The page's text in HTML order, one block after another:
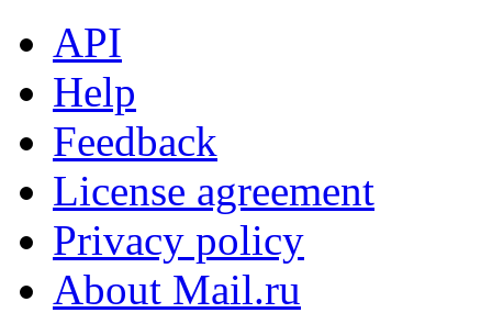
API
Help
Feedback
License agreement
Privacy policy
About Mail.ru